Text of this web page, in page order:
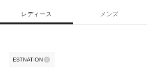
レディース メンズ
ESTNATION